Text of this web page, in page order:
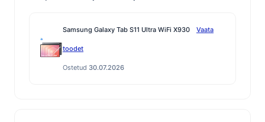
Samsung Galaxy Tab S11 Ultra WiFi X930 Vaata
toodet
Ostetud 30.07.2026